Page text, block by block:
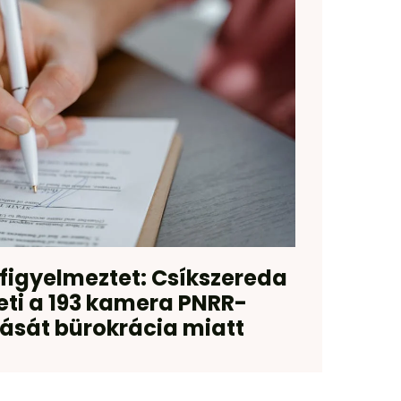
Csíkszereda
a 193 kamera PNRR-
bürokrácia miatt